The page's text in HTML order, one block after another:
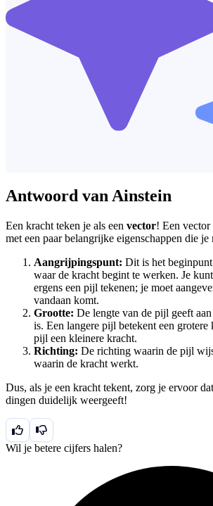
Antwoord van Ainstein
Een kracht teken je als een vector! Een
met een paar belangrijke eigenschappen die je
Aangrijpingspunt: Dit is het
waar de kracht begint te werken. Je
ergens een pijl tekenen; je moet
vandaan komt.
Grootte: De lengte van de pijl geeft
is. Een langere pijl betekent een grotere
pijl een kleinere kracht.
Richting: De richting waarin de pijl
waarin de kracht werkt.
Dus, als je een kracht tekent, zorg je ervoor
dingen duidelijk weergeeft!
Wil je betere cijfers halen?